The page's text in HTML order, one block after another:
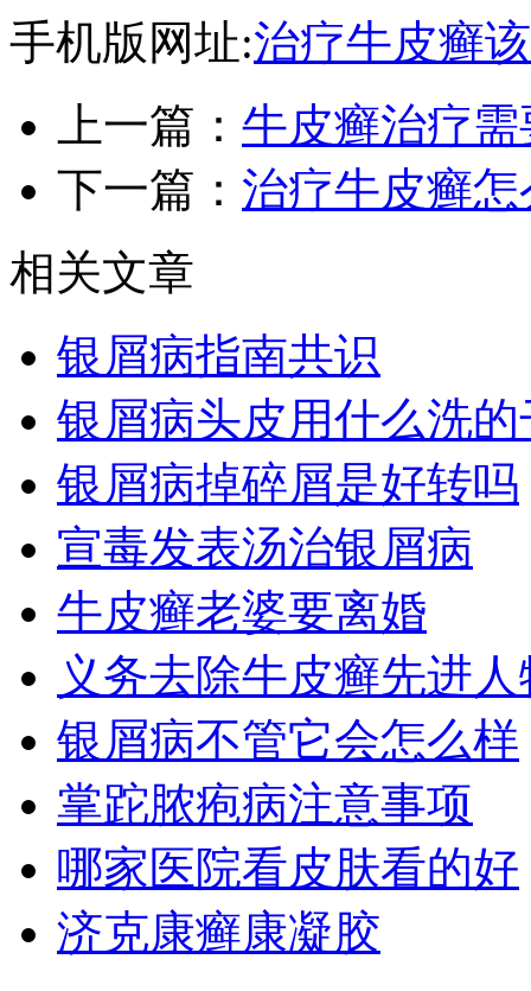
手机版网址:治疗牛皮癣
上一篇： 牛皮癣治疗
下一篇： 治疗牛皮癣
相关文章
银屑病指南共识
银屑病头皮用什么洗的
银屑病掉碎屑是好转吗
宣毒发表汤治银屑病
牛皮癣老婆要离婚
义务去除牛皮癣先进人
银屑病不管它会怎么样
掌跎脓疱病注意事项
哪家医院看皮肤看的好
济克康癣康凝胶